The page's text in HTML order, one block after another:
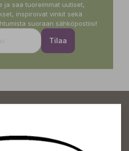
ja saa tuoreimmat uutiset,
inspiroivat vinkit sekä
suoraan sähköpostiisi!
Tilaa